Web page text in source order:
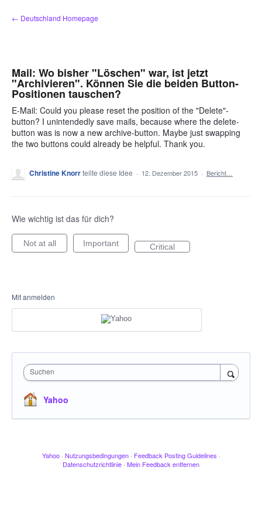
Zum
Inhalt
← Deutschland Homepage
Mail: Wo bisher "Löschen" war, ist jetzt
"Archivieren". Können Sie die beiden Button-
Positionen tauschen?
E-Mail: Could you please reset the position of the "Delete"-
button? I unintendedly save mails, because where the delete-
button was is now a new archive-button. Maybe just swapping
the two buttons could already be helpful. Thank you.
Christine Knorrteilte diese Idee · 12. Dezember 2015 · Bericht…
Wie wichtig ist das für dich?
Not at all Important Critical
Mit anmelden
Suchen
Yahoo
Yahoo · Nutzungsbedingungen · Feedback Posting Guidelines ·
Datenschutzrichtlinie · Mein Feedback entfernen